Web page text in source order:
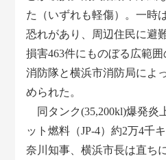
た（いずれも軽傷）。一時
恐れがあり、周辺住民に避
損害463件にものぼる広範
消防隊と横浜市消防局によ
められた。
同タンク(35,200kl)爆発炎
ット燃料（JP-4）約2万4千
奈川知事、横浜市長は直ち